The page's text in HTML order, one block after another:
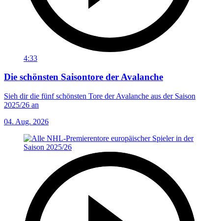
4:33
Die schönsten Saisontore der Avalanche
Sieh dir die fünf schönsten Tore der Avalanche aus der Saison
2025/26 an
04. Aug. 2026